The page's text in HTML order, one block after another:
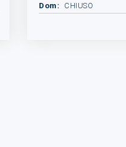
Dom: CHIUSO